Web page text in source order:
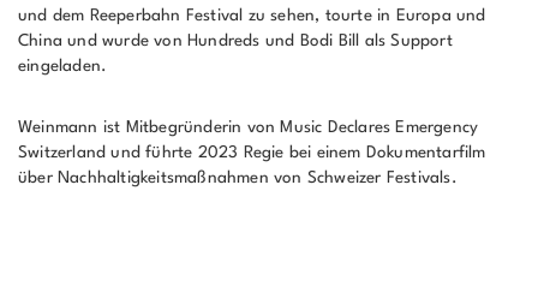
und dem Reeperbahn Festival zu sehen, tourte in Europa und
China und wurde von Hundreds und Bodi Bill als Support
eingeladen.
Weinmann ist Mitbegründerin von Music Declares Emergency
Switzerland und führte 2023 Regie bei einem Dokumentarfilm
über Nachhaltigkeitsmaßnahmen von Schweizer Festivals.